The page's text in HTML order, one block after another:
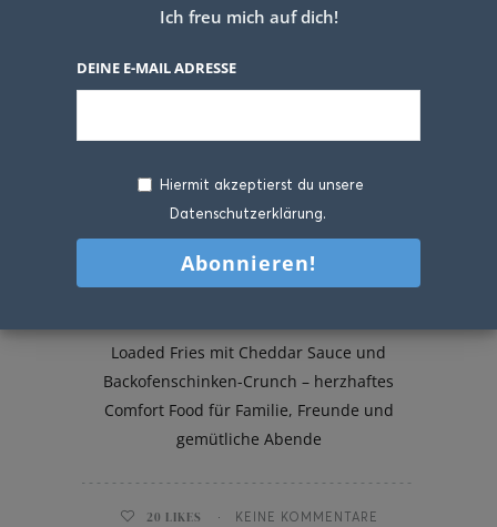
Loaded Fries mit Cheddar Sauce und
Backofenschinken-Crunch – herzhaftes
Comfort Food für Familie, Freunde und
gemütliche Abende
20 LIKES KEINE KOMMENTARE
Ich freu mich auf dich!
DEINE E-MAIL ADRESSE
Hiermit akzeptierst du unsere
Datenschutzerklärung.